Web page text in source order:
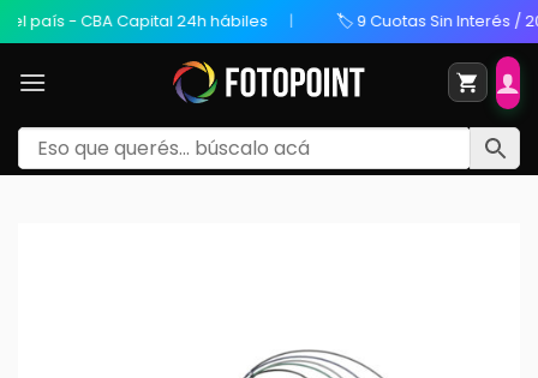
- CBA Capital 24h hábiles 🏷️ 9 Cuotas Sin Interés / 20%